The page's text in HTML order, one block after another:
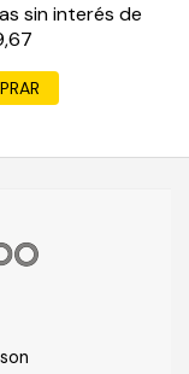
sin interés de